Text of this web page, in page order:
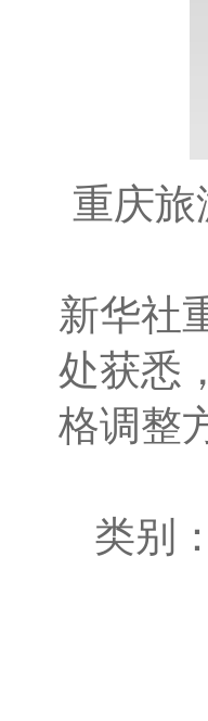
重庆
新华社
处获悉
格调整
类别